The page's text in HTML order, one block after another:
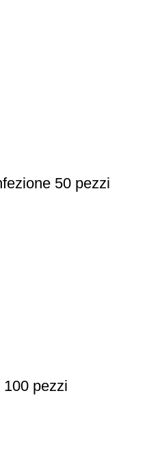
50 pezzi
pezzi